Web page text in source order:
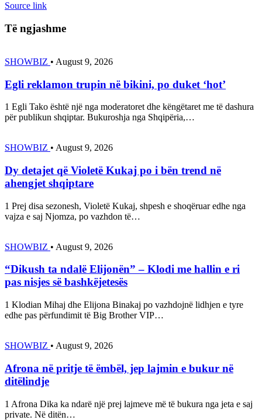
Source link
Të ngjashme
SHOWBIZ • August 9, 2026
Egli reklamon trupin në bikini, po duket ‘hot’
1 Egli Tako është një nga moderatoret dhe këngëtaret me të dashura
për publikun shqiptar. Bukuroshja nga Shqipëria,…
SHOWBIZ • August 9, 2026
Dy detajet që Violetë Kukaj po i bën trend në
ahengjet shqiptare
1 Prej disa sezonesh, Violetë Kukaj, shpesh e shoqëruar edhe nga
vajza e saj Njomza, po vazhdon të…
SHOWBIZ • August 9, 2026
“Dikush ta ndalë Elijonën” – Klodi me hallin e ri
pas nisjes së bashkëjetesës
1 Klodian Mihaj dhe Elijona Binakaj po vazhdojnë lidhjen e tyre
edhe pas përfundimit të Big Brother VIP…
SHOWBIZ • August 9, 2026
Afrona në pritje të ëmbël, jep lajmin e bukur në
ditëlindje
1 Afrona Dika ka ndarë një prej lajmeve më të bukura nga jeta e saj
private. Në ditën…